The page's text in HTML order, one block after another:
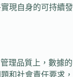
現自身的可持續發
理品質上，數據的
和社會責任要求，